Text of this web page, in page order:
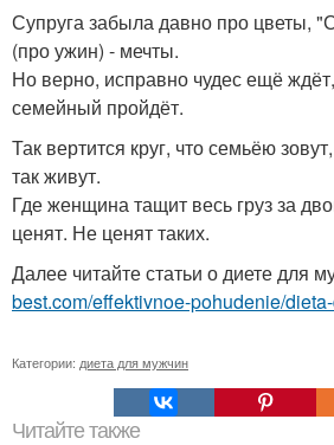
Супруга забыла давно про цветы,
(про ужин) - мечты.
Но верно, исправно чудес ещё
семейный пройдёт.
Так вертится круг, что семьёю
так живут.
Где женщина тащит весь груз за
ценят. Не ценят таких.
Далее читайте статьи о диете для
best.com/effektivnoe-pohudenie/
Категории: диета для мужчин
Читайте также